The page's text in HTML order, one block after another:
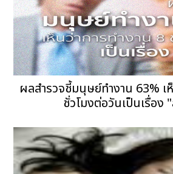
ผลสำรวจชี้มนุษย์ทำงาน 63% เ
ชั่วโมงต่อวันเป็นเรื่อง